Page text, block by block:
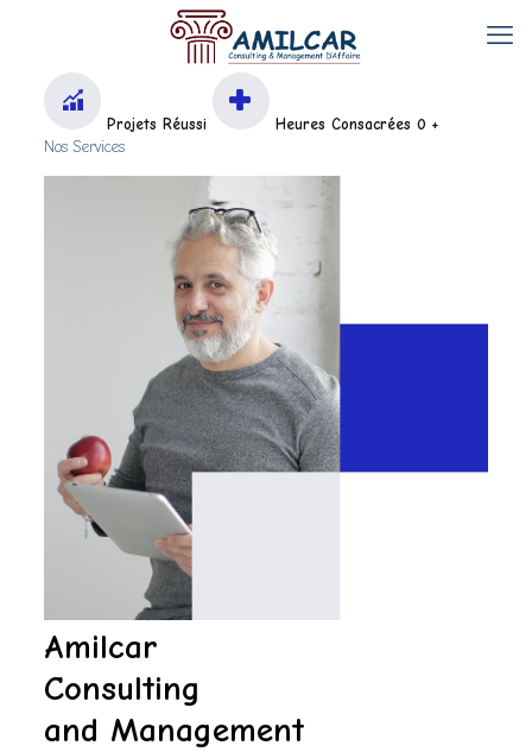
Projets Réussi
Heures Consacrées 0 +
Nos Services
Amilcar
Consulting
and Management